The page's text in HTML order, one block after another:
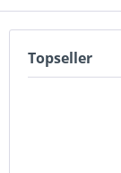
Topseller